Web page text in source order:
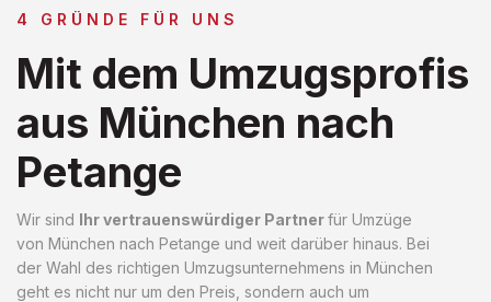
4 GRÜNDE FÜR UNS
Mit dem Umzugsprofis
aus München nach
Petange
Wir sind Ihr vertrauenswürdiger Partnerfür Umzüge
von München nach Petange und weit darüber hinaus. Bei
der Wahl des richtigen Umzugsunternehmens in München
geht es nicht nur um den Preis, sondern auch um